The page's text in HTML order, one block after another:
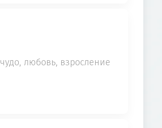
любовь, взросление